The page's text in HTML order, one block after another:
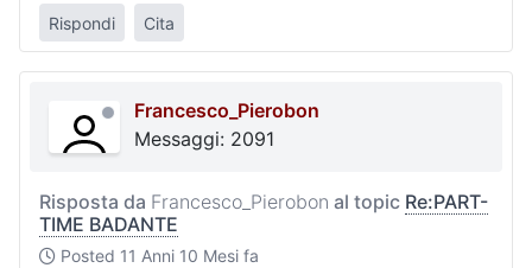
Rispondi Cita
Francesco_Pierobon
Messaggi: 2091
Risposta da Francesco_Pierobon al topic Re:PART-
TIME BADANTE
Posted 11 Anni 10 Mesi fa